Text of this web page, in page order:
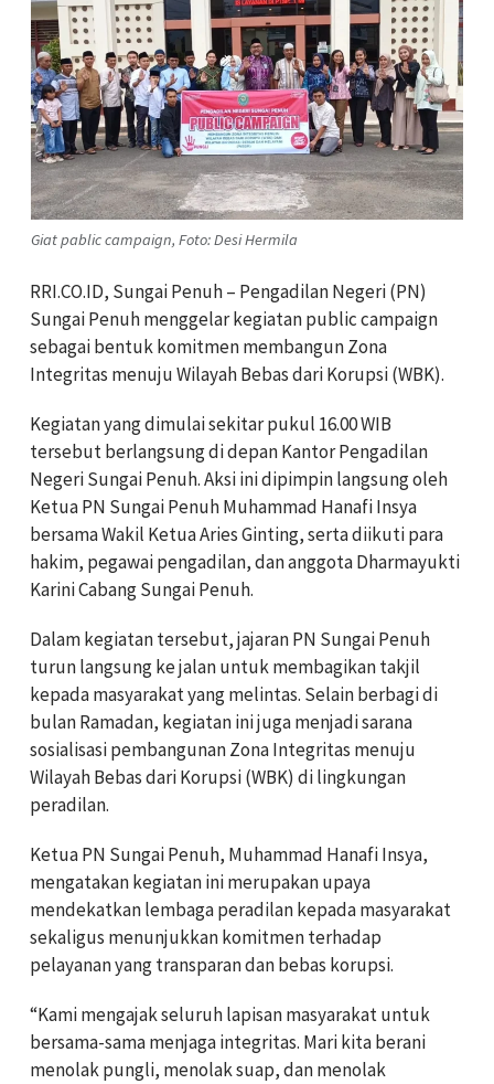
Giat pablic campaign, Foto: Desi Hermila
RRI.CO.ID, Sungai Penuh – Pengadilan Negeri (PN)
Sungai Penuh menggelar kegiatan public campaign
sebagai bentuk komitmen membangun Zona
Integritas menuju Wilayah Bebas dari Korupsi (WBK).
Kegiatan yang dimulai sekitar pukul 16.00 WIB
tersebut berlangsung di depan Kantor Pengadilan
Negeri Sungai Penuh. Aksi ini dipimpin langsung oleh
Ketua PN Sungai Penuh Muhammad Hanafi Insya
bersama Wakil Ketua Aries Ginting, serta diikuti para
hakim, pegawai pengadilan, dan anggota Dharmayukti
Karini Cabang Sungai Penuh.
Dalam kegiatan tersebut, jajaran PN Sungai Penuh
turun langsung ke jalan untuk membagikan takjil
kepada masyarakat yang melintas. Selain berbagi di
bulan Ramadan, kegiatan ini juga menjadi sarana
sosialisasi pembangunan Zona Integritas menuju
Wilayah Bebas dari Korupsi (WBK) di lingkungan
peradilan.
Ketua PN Sungai Penuh, Muhammad Hanafi Insya,
mengatakan kegiatan ini merupakan upaya
mendekatkan lembaga peradilan kepada masyarakat
sekaligus menunjukkan komitmen terhadap
pelayanan yang transparan dan bebas korupsi.
“Kami mengajak seluruh lapisan masyarakat untuk
bersama-sama menjaga integritas. Mari kita berani
menolak pungli, menolak suap, dan menolak